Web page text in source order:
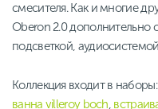
смесителя. Как и многие
Oberon 2.0 дополнительно
подсветкой,
Коллекция входит в наборы:
ванна villeroy boch,